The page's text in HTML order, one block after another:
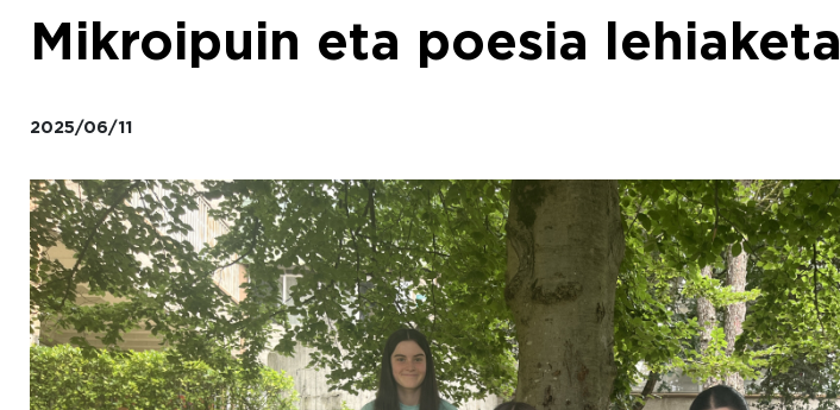
Mikroipuin eta poesia lehiaketa
2025/06/11
Irudia